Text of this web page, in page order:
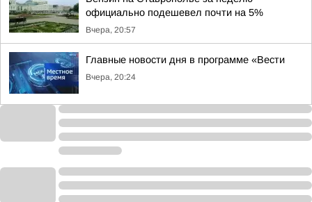
официально подешевел почти на 5%
Вчера, 20:57
Главные новости дня в программе «Вести
Вчера, 20:24